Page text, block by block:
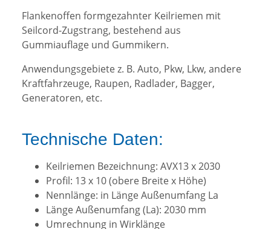
Flankenoffen formgezahnter Keilriemen mit
Seilcord-Zugstrang, bestehend aus
Gummiauflage und Gummikern.
Anwendungsgebiete z. B. Auto, Pkw, Lkw, andere
Kraftfahrzeuge, Raupen, Radlader, Bagger,
Generatoren, etc.
Technische Daten:
Keilriemen Bezeichnung: AVX13 x 2030
Profil: 13 x 10 (obere Breite x Höhe)
Nennlänge: in Länge Außenumfang La
Länge Außenumfang (La): 2030 mm
Umrechnung in Wirklänge